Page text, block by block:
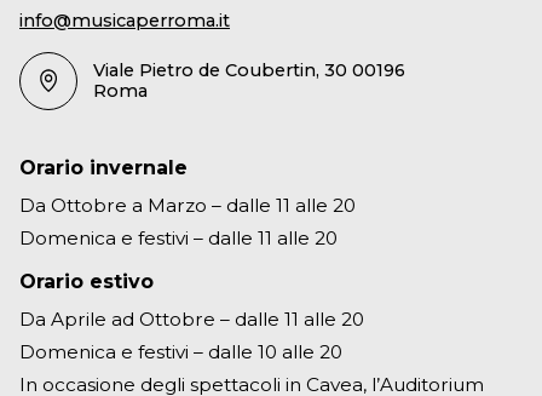
info@musicaperroma.it
Viale Pietro de Coubertin, 30 00196
Roma
Orario invernale
Da Ottobre a Marzo – dalle 11 alle 20
Domenica e festivi – dalle 11 alle 20
Orario estivo
Da Aprile ad Ottobre – dalle 11 alle 20
Domenica e festivi – dalle 10 alle 20
In occasione degli spettacoli in Cavea, l’Auditorium